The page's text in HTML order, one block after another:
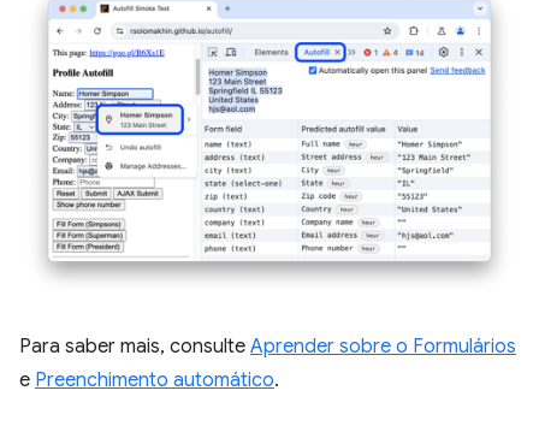
Para saber mais, consulte Aprender sobre o Formulários
e Preenchimento automático.